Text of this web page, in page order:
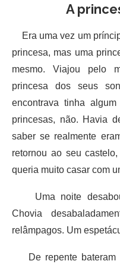
A
Era uma vez um
princesa, mas uma
mesmo. Viajou pelo
princesa dos seus
encontrava tinha
princesas, não. Havia
saber se realmente
retornou ao seu
queria muito casar com
Uma noite desabou
Chovia
relâmpagos. Um
De repente bateram